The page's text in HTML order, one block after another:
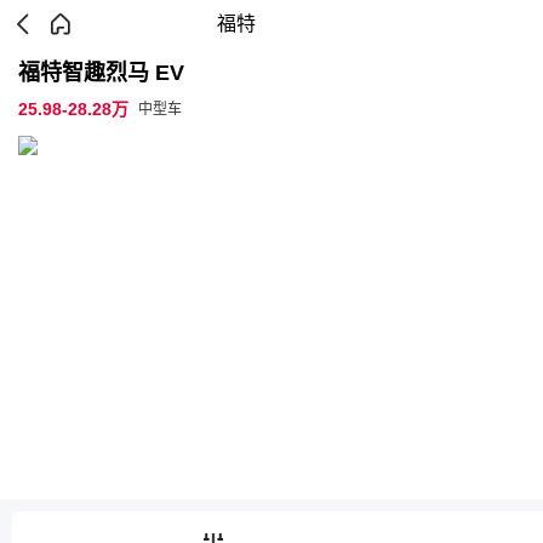
福特
福特智趣烈马 EV
25.98-28.28万 中型车